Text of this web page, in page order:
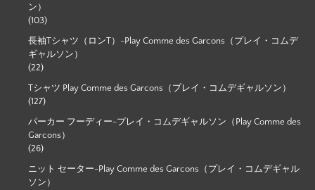
ン）
(103)
長袖Tシャツ（ロンT）-Play Comme des Garcons（プレイ・コムデ
ギャルソン）
(22)
Tシャツ Play Comme des Garcons（プレイ・コムデギャルソン）
(127)
パーカー フーディー-プレイ・コムデギャルソン（Play Comme des
Garcons）
(26)
ニット セーター-Play Comme des Garcons（プレイ・コムデギャル
ソン）